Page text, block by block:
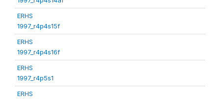
ERHS
1997_r4p4s15f
ERHS
1997_r4p4s16f
ERHS
1997_r4p5s1
ERHS